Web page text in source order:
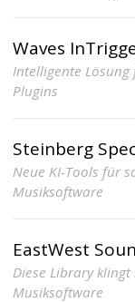
Waves
Intelligente Lösung
Plugins
Steinberg
Neue KI-Tools für
Musiksoftware
EastWest
Diese Library klingt
Musiksoftware